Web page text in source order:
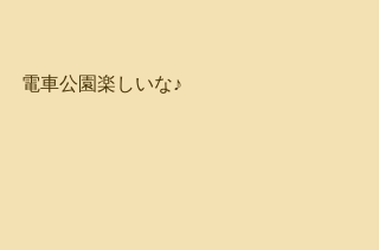
電車公園楽しいな♪